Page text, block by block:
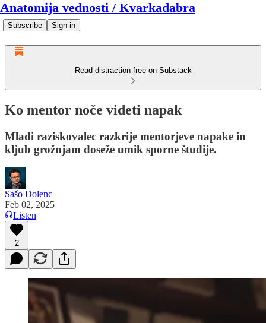
Anatomija vednosti / Kvarkadabra
Subscribe Sign in
Read distraction-free on Substack
Ko mentor noče videti napak
Mladi raziskovalec razkrije mentorjeve napake in
kljub grožnjam doseže umik sporne študije.
Sašo Dolenc
Feb 02, 2025
Listen
2